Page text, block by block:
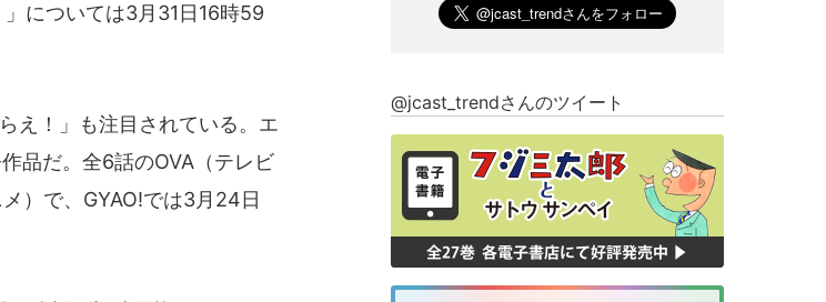
については3月31日16時59
え！」も注目されている。エ
品だ。全6話のOVA（テレビ
）で、GYAO!では3月24日
@jcast_trendさんのツイート